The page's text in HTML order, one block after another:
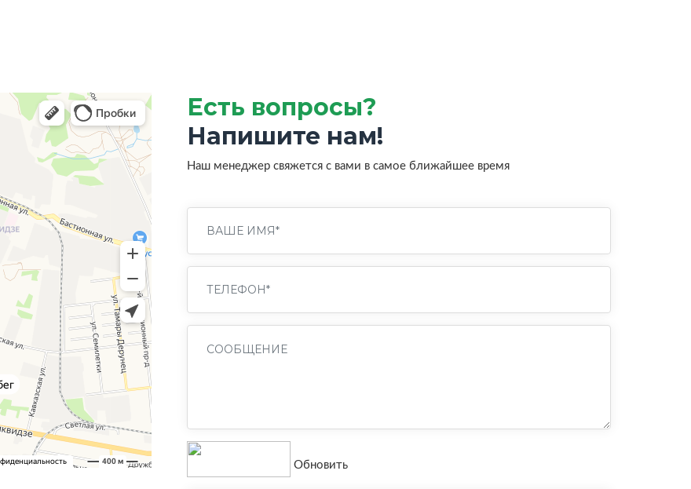
Есть вопросы?
Напишите нам!
Наш менеджер свяжется с вами в самое ближайшее время
Обновить